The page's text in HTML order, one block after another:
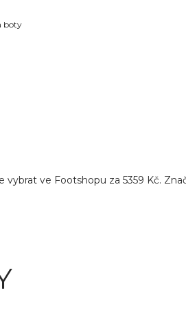
boty
ve Footshopu za 5359 Kč.